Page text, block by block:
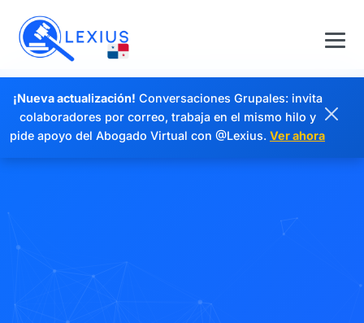
¡Nueva actualización! Conversaciones Grupales: invita
colaboradores por correo, trabaja en el mismo hilo y
pide apoyo del Abogado Virtual con @Lexius. Ver ahora